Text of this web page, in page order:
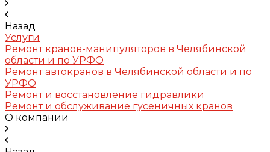
Назад
Услуги
Ремонт кранов-манипуляторов в Челябинской
области и по УРФО
Ремонт автокранов в Челябинской области и по
УРФО
Ремонт и восстановление гидравлики
Ремонт и обслуживание гусеничных кранов
О компании